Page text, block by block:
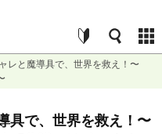
レと魔導具で、世界を救え！〜
具で、世界を救え！〜